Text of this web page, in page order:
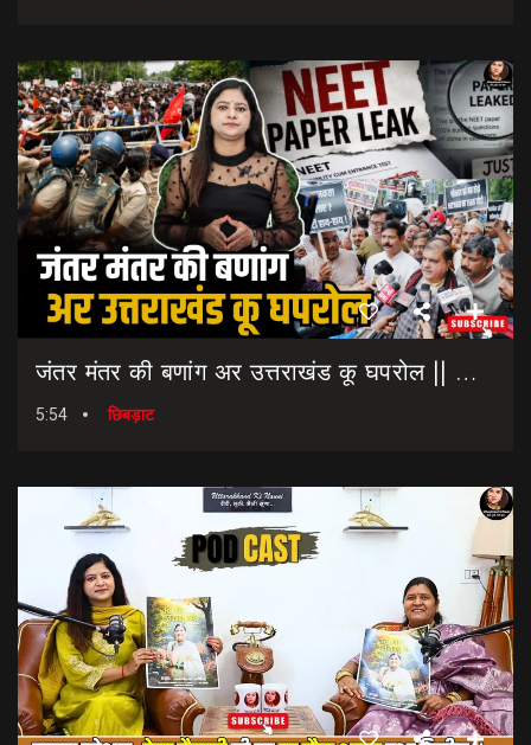
जंतर मंतर की बणांग अर उत्तराखंड कू घपरोल || NEET Paper Leak || Dharmendra Pradhan Resigns
5:54 छिबड़ाट